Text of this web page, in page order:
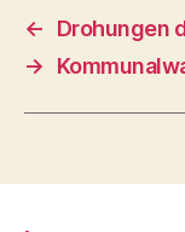
←
Drohungen
→